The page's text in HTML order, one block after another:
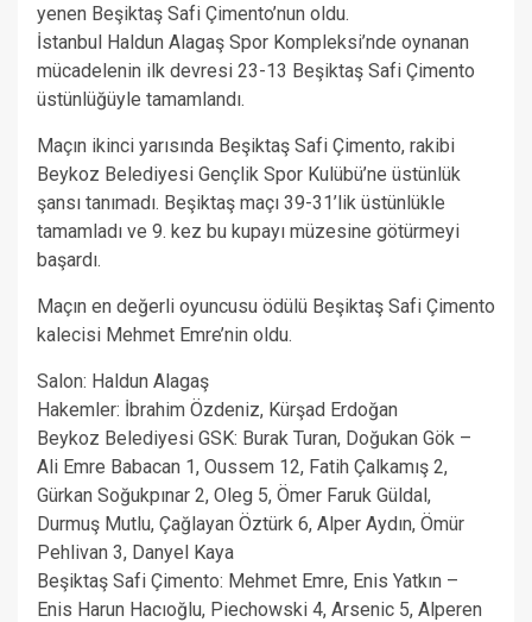
yenen Beşiktaş Safi Çimento’nun oldu.
İstanbul Haldun Alagaş Spor Kompleksi’nde oynanan
mücadelenin ilk devresi 23-13 Beşiktaş Safi Çimento
üstünlüğüyle tamamlandı.
Maçın ikinci yarısında Beşiktaş Safi Çimento, rakibi
Beykoz Belediyesi Gençlik Spor Kulübü’ne üstünlük
şansı tanımadı. Beşiktaş maçı 39-31’lik üstünlükle
tamamladı ve 9. kez bu kupayı müzesine götürmeyi
başardı.
Maçın en değerli oyuncusu ödülü Beşiktaş Safi Çimento
kalecisi Mehmet Emre’nin oldu.
Salon: Haldun Alagaş
Hakemler: İbrahim Özdeniz, Kürşad Erdoğan
Beykoz Belediyesi GSK: Burak Turan, Doğukan Gök –
Ali Emre Babacan 1, Oussem 12, Fatih Çalkamış 2,
Gürkan Soğukpınar 2, Oleg 5, Ömer Faruk Güldal,
Durmuş Mutlu, Çağlayan Öztürk 6, Alper Aydın, Ömür
Pehlivan 3, Danyel Kaya
Beşiktaş Safi Çimento: Mehmet Emre, Enis Yatkın –
Enis Harun Hacıoğlu, Piechowski 4, Arsenic 5, Alperen